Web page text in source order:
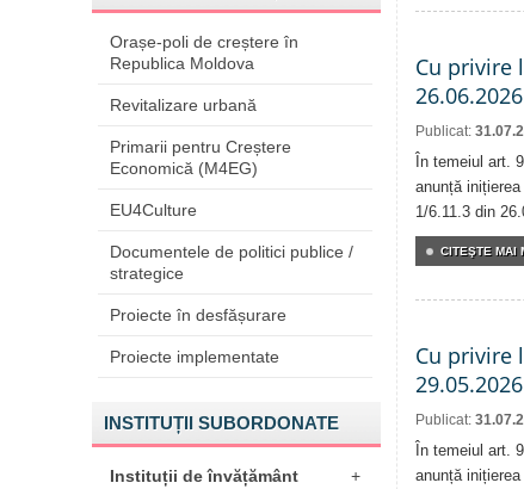
Orașe-poli de creștere în
Republica Moldova
Revitalizare urbană
Primarii pentru Creștere
Economică (M4EG)
EU4Culture
Documentele de politici publice /
strategice
Proiecte în desfășurare
Proiecte implementate
INSTITUȚII SUBORDONATE
Instituții de învățământ +
Cu privire
26.06.2026
Publicat:
În temeiul art.
anunță
1/6.11.3 din
CITEŞTE MAI
Cu privire
29.05.2026
Publicat:
În temeiul art.
anunță